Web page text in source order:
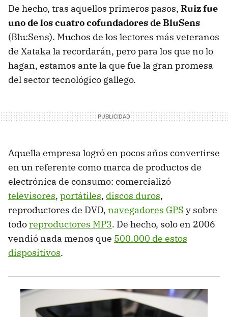
De hecho, tras aquellos primeros pasos, Ruiz fue
uno de los cuatro cofundadores de BluSens
(Blu:Sens). Muchos de los lectores más veteranos
de Xataka la recordarán, pero para los que no lo
hagan, estamos ante la que fue la gran promesa
del sector tecnológico gallego.
Aquella empresa logró en pocos años convertirse
en un referente como marca de productos de
electrónica de consumo: comercializó
televisores, portátiles, discos duros,
reproductores de DVD, navegadores GPS y sobre
todoreproductores MP3. De hecho, solo en 2006
vendió nada menos que 500.000 de estos
dispositivos.